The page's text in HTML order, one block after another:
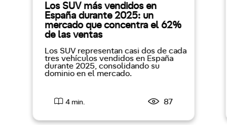
Los SUV más vendidos en
España durante 2025: un
mercado que concentra el 62%
de las ventas
Los SUV representan casi dos de cada
tres vehículos vendidos en España
durante 2025, consolidando su
dominio en el mercado.
4 min. 87